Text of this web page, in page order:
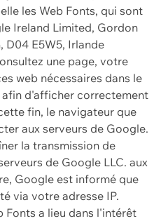
les Web Fonts, qui sont
Ireland Limited, Gordon
D04 E5W5, Irlande
une page, votre
web nécessaires dans le
d'afficher correctement
fin, le navigateur que
aux serveurs de Google.
la transmission de
de Google LLC. aux
Google est informé que
via votre adresse IP.
Fonts a lieu dans l'intérêt